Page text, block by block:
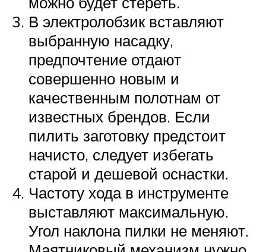
В электролобзик вставляют
выбранную насадку,
предпочтение отдают
совершенно новым и
качественным полотнам от
известных брендов. Если
пилить заготовку предстоит
начисто, следует избегать
старой и дешевой оснастки.
Частоту хода в инструменте
выставляют максимальную.
Угол наклона пилки не меняют.